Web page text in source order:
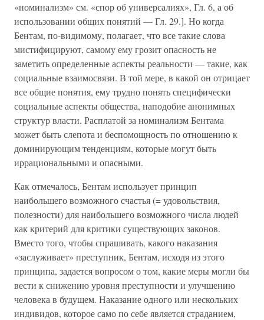
«номинализм» см. «спор об универсалиях», Гл. 6, а об
использовании общих понятий — Гл. 29.]. Но когда
Бентам, по-видимому, полагает, что все такие слова
мистифицируют, самому ему грозит опасность не
заметить определенные аспекты реальности — такие, как
социальные взаимосвязи. В той мере, в какой он отрицает
все общие понятия, ему трудно понять специфически
социальные аспекты общества, наподобие анонимных
структур власти. Расплатой за номинализм Бентама
может быть слепота и беспомощность по отношению к
доминирующим тенденциям, которые могут быть
иррациональными и опасными.
Как отмечалось, Бентам использует принцип
наибольшего возможного счастья (= удовольствия,
полезности) для наибольшего возможного числа людей
как критерий для критики существующих законов.
Вместо того, чтобы спрашивать, какого наказания
«заслуживает» преступник, Бентам, исходя из этого
принципа, задается вопросом о том, какие меры могли бы
вести к снижению уровня преступности и улучшению
человека в будущем. Наказание одного или нескольких
индивидов, которое само по себе является страданием,